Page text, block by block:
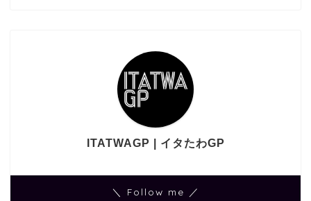
ITATWAGP | イタたわGP
＼ Follow me ／